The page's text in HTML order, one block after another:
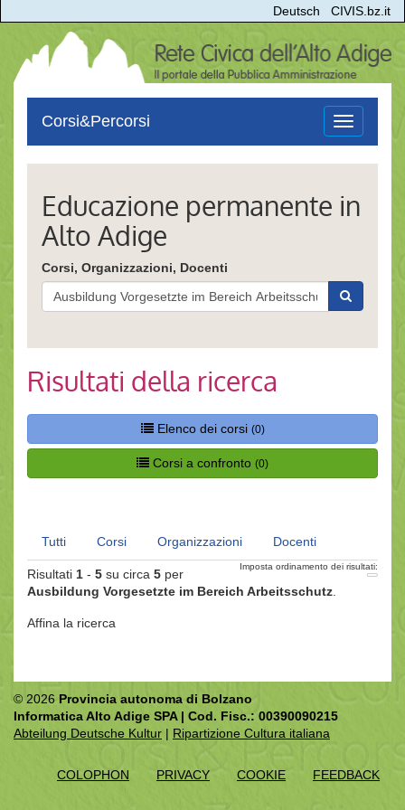
Deutsch CIVIS.bz.it
Toggle
navigation
Corsi&Percorsi
Educazione permanente in
Alto Adige
Corsi, Organizzazioni, Docenti
Risultati della ricerca
Elenco dei corsi (0)
Corsi a confronto (0)
Tutti Corsi Organizzazioni Docenti
Imposta ordinamento dei risultati:
Risultati 1 - 5 su circa 5 per
Ausbildung Vorgesetzte im Bereich Arbeitsschutz
Affina la ricerca
© 2026 Provincia autonoma di Bolzano
Informatica Alto Adige SPA | Cod. Fisc.: 00390090215
Abteilung Deutsche Kultur | Ripartizione Cultura italiana
COLOPHON PRIVACY COOKIE FEEDBACK